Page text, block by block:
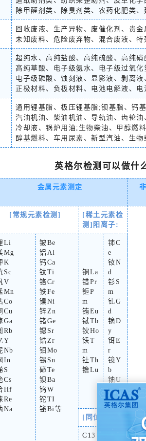
除甲醛剂类、除臭剂类、农药化肥类
回收废液、生产异物、废催化剂、贵
未知废料、危险废弃物、混合废液、
超纯水、高纯盐酸、高纯硫酸、高纯硝
高纯草酸、电子级氨水、电子级过氧
电子级磷酸、蚀刻液、显影液、剥离液
正极材料、负极材料、电池电解液、电
通用锂基脂、极压锂基脂;钡基脂、钙
汽油机油、柴油机油、导轨油、齿轮油
冷却液、锅炉用油;生物柴油、甲醇燃
醇基燃料、车用尿素、新型汽油、生物
英格尔检测可以做什
金属元素测定
[常规元素检测]
[稀土元素检
测] 阳离子:
Li
Mg
K
Sc
V
Mn
Co
Cu
Ga
Rb
Y
Nb
In
S
Cs
Hf
Re
Na
铍Be
铝Al
钙Ca
钛Ti
铬Cr
铁Fe
镍Ni
锌Zn
锗Ge
锶Sr
锆Zr
钼Mo
锡Sn
碲Te
钡Ba
钨W
铊TI
铋Bi等
铜La
错Pr
钷P
m
铕Eu
铽Tb
钬Ho
铥T
m
钍Th
镥Lu
铈C
e
钕N
d
钐S
m
钆G
d
镝D
y
铒E
r
镱Y
b
铀U
铱Y
等
[同位素]
C13
核